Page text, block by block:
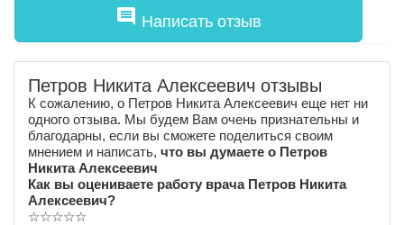
comment Написать отзыв
Петров Никита Алексеевич отзывы
К сожалению, о Петров Никита Алексеевич еще нет ни
одного отзыва. Мы будем Вам очень признательны и
благодарны, если вы сможете поделиться своим
мнением и написать, что вы думаете о Петров
Никита Алексеевич
Как вы оцениваете работу врача Петров Никита
Алексеевич?
☆☆☆☆☆